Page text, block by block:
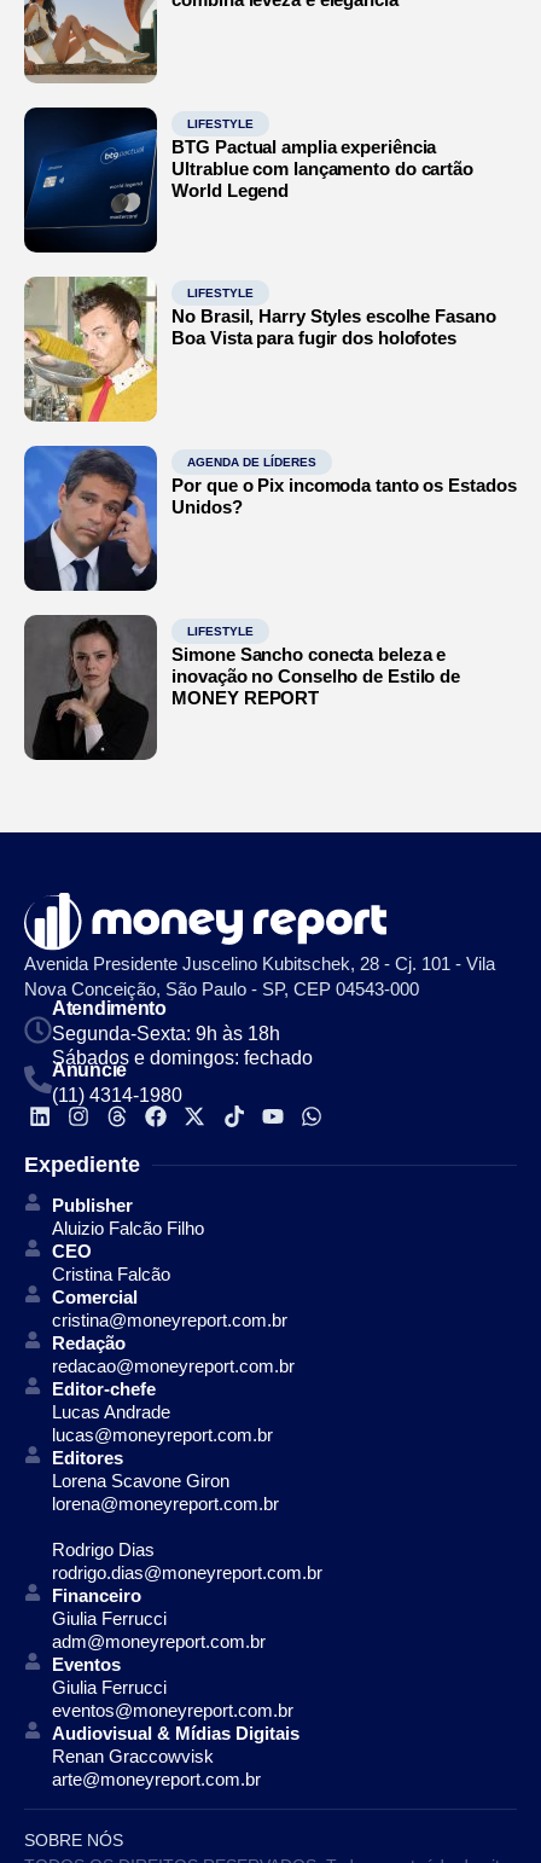
LIFESTYLE
BTG Pactual amplia experiência
Ultrablue com lançamento do cartão
World Legend
LIFESTYLE
No Brasil, Harry Styles escolhe Fasano
Boa Vista para fugir dos holofotes
AGENDA DE LÍDERES
Por que o Pix incomoda tanto os Estados
Unidos?
LIFESTYLE
Simone Sancho conecta beleza e
inovação no Conselho de Estilo de
MONEY REPORT
Avenida Presidente Juscelino Kubitschek, 28 - Cj. 101 - Vila
Nova Conceição, São Paulo - SP, CEP 04543-000
Atendimento
Segunda-Sexta: 9h às 18h
Sábados e domingos: fechado
Anuncie
(11) 4314-1980
Expediente
Publisher
Aluizio Falcão Filho
CEO
Cristina Falcão
Comercial
cristina@moneyreport.com.br
Redação
redacao@moneyreport.com.br
Editor-chefe
Lucas Andrade
lucas@moneyreport.com.br
Editores
Lorena Scavone Giron
lorena@moneyreport.com.br
Rodrigo Dias
rodrigo.dias@moneyreport.com.br
Financeiro
Giulia Ferrucci
adm@moneyreport.com.br
Eventos
Giulia Ferrucci
eventos@moneyreport.com.br
Audiovisual & Mídias Digitais
Renan Graccowvisk
arte@moneyreport.com.br
SOBRE NÓS